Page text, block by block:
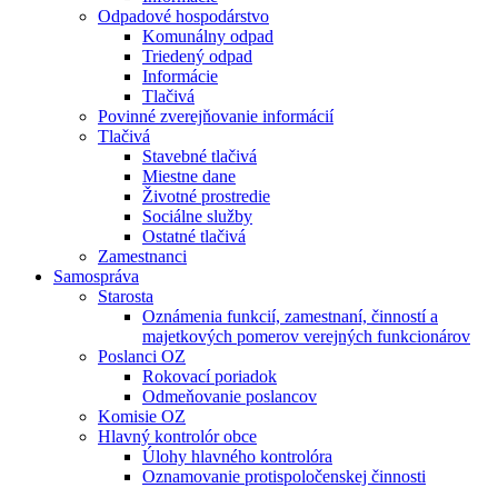
Odpadové hospodárstvo
Komunálny odpad
Triedený odpad
Informácie
Tlačivá
Povinné zverejňovanie informácií
Tlačivá
Stavebné tlačivá
Miestne dane
Životné prostredie
Sociálne služby
Ostatné tlačivá
Zamestnanci
Samospráva
Starosta
Oznámenia funkcií, zamestnaní, činností a
majetkových pomerov verejných funkcionárov
Poslanci OZ
Rokovací poriadok
Odmeňovanie poslancov
Komisie OZ
Hlavný kontrolór obce
Úlohy hlavného kontrolóra
Oznamovanie protispoločenskej činnosti